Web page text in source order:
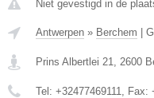
Niet gevestigd in de
Antwerpen » Berchem
Prins Albertlei 21, 2600
Tel: +32477469111, Fax: